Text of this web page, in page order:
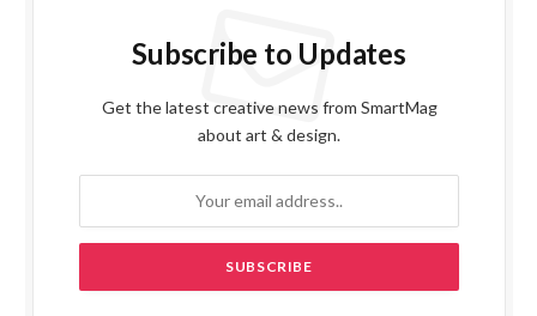
Subscribe to Updates
Get the latest creative news from SmartMag
about art & design.